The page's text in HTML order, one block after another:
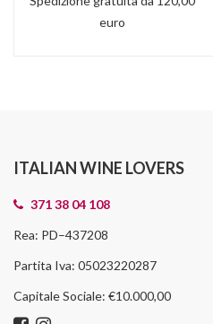
euro
ITALIAN WINE LOVERS
371 38 04 108
Rea: PD–437208
Partita Iva: 05023220287
Capitale Sociale: €10.000,00